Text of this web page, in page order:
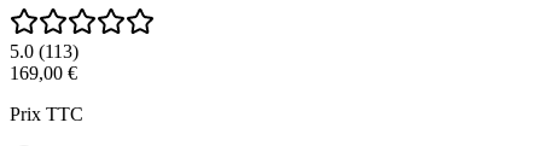
5.0 (113)
169,00 €
Prix TTC